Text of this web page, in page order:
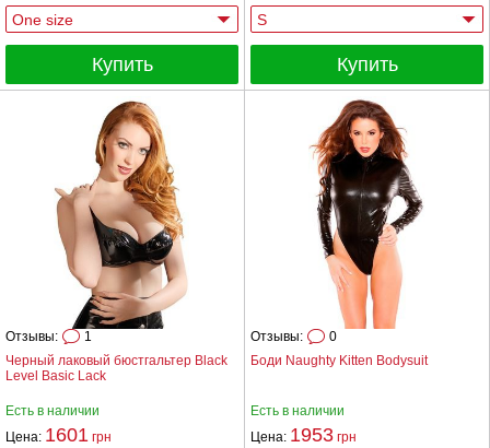
Купить Купить
Черный лаковый бюстгальтер Black
Level Basic Lack
Отзывы: 1
Есть в наличии
Цена: 1601 грн
Боди Naughty Kitten Bodysuit
Отзывы: 0
Есть в наличии
Цена: 1953 грн